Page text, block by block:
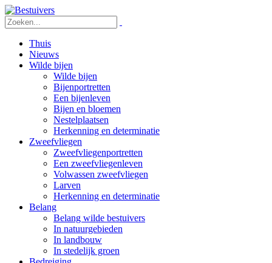
Thuis
Nieuws
Wilde bijen
Wilde bijen
Bijenportretten
Een bijenleven
Bijen en bloemen
Nestelplaatsen
Herkenning en determinatie
Zweefvliegen
Zweefvliegenportretten
Een zweefvliegenleven
Volwassen zweefvliegen
Larven
Herkenning en determinatie
Belang
Belang wilde bestuivers
In natuurgebieden
In landbouw
In stedelijk groen